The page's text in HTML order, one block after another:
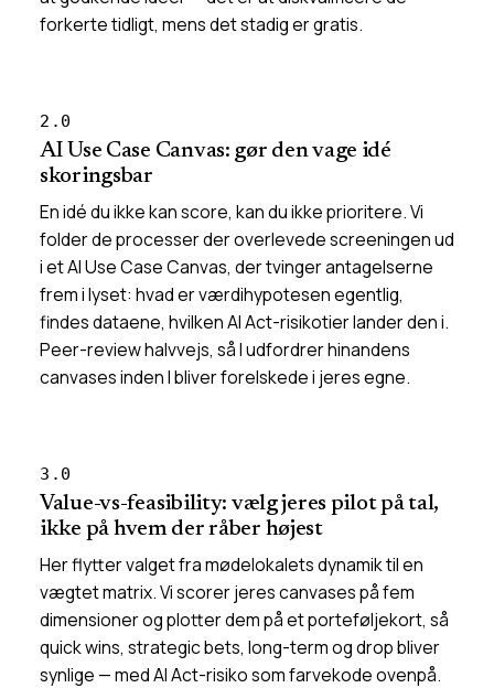
forkerte tidligt, mens det stadig er gratis.
2.0
AI Use Case Canvas: gør den vage idé
skoringsbar
En idé du ikke kan score, kan du ikke prioritere. Vi
folder de processer der overlevede screeningen ud
i et AI Use Case Canvas, der tvinger antagelserne
frem i lyset: hvad er værdihypotesen egentlig,
findes dataene, hvilken AI Act-risikotier lander den i.
Peer-review halvvejs, så I udfordrer hinandens
canvases inden I bliver forelskede i jeres egne.
3.0
Value-vs-feasibility: vælg jeres pilot på tal,
ikke på hvem der råber højest
Her flytter valget fra mødelokalets dynamik til en
vægtet matrix. Vi scorer jeres canvases på fem
dimensioner og plotter dem på et porteføljekort, så
quick wins, strategic bets, long-term og drop bliver
synlige — med AI Act-risiko som farvekode ovenpå.